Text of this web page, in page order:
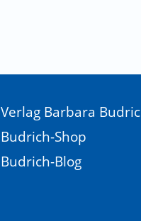
Verlag Barbara
Budrich-Shop
Budrich-Blog